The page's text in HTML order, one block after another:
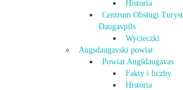
Historia
Centrum Obsługi
Daugavpils
Wycieczki
Augsdaugavski powiat
Powiat Augšdaugavas
Fakty i liczby
Historia